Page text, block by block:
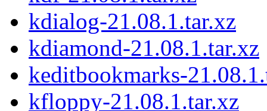
kdialog-21.08.1.tar.xz
kdiamond-21.08.1.tar.xz
keditbookmarks-
kfloppy-21.08.1.tar.xz